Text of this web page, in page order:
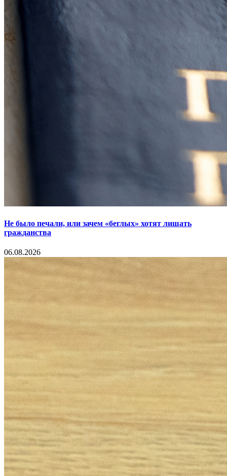
Не было печали, или зачем «беглых» хотят лишать
гражданства
06.08.2026